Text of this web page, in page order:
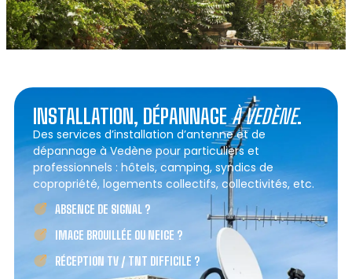
INSTALLATION, DÉPANNAGEÀ VEDÈNE.
Des services d’installation d’antenne et de
dépannage à Vedène pour particuliers et
professionnels : hôtels, camping, syndics de
copropriété, logements collectifs, collectivités, etc.
ABSENCE DE SIGNAL ?
IMAGE BROUILLÉE OU NEIGE ?
RÉCEPTION TV / TNT DIFFICILE ?